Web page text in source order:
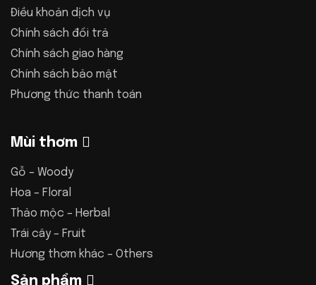
Điều khoản dịch vụ
Chính sách đổi trả
Chính sách giao hàng
Chính sách bảo mật
Phương thức thanh toán
Mùi thơm
Gỗ – Woody
Hoa – Floral
Thảo mộc – Herbal
Trái cây – Fruit
Hương thơm khác – Others
Sản phẩm